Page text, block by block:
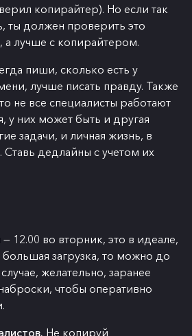
копирайтер). Но если так
ты должен проверить это
а лучше с копирайтером.
пиши, сколько есть у
лучше писать правду. Также
не все специалисты работают
у них может быть и другая
задачи, и личная жизнь, в
Ставь дедлайны с учетом их
12.00 во вторник, это в идеале,
большая загрузка, то можно до
желательно, заранее
чтобы оперативно
Не копируй